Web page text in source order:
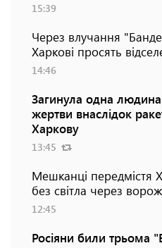
15:39
Через влучання
Харкові просять
14:46
Загинула одна
жертви внаслідок
Харкову
13:45
Мешканці передмістя
без світла через
12:45
Росіяни били трьома